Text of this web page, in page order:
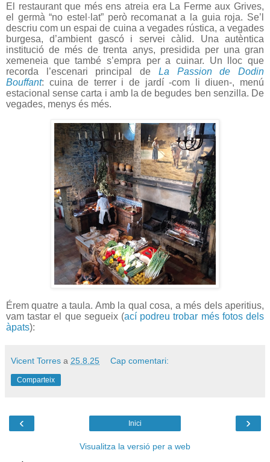
El restaurant que més ens atreia era La Ferme aux Grives,
el germà “no estel·lat” però recomanat a la guia roja. Se’l
descriu com un espai de cuina a vegades rústica, a vegades
burgesa, d’ambient gascó i servei càlid. Una autèntica
institució de més de trenta anys, presidida per una gran
xemeneia que també s’empra per a cuinar. Un lloc que
recorda l’escenari principal de La Passion de Dodin
Bouffant: cuina de terrer i de jardí -com li diuen-, menú
estacional sense carta i amb la de begudes ben senzilla. De
vegades, menys és més.
Érem quatre a taula. Amb la qual cosa, a més dels aperitius,
vam tastar el que segueix (ací podreu trobar més fotos dels
àpats):
Vicent Torres a 25.8.25 Cap comentari:
Comparteix
‹ ›
Inici
Visualitza la versió per a web